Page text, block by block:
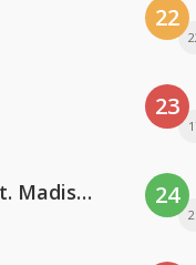
David Guetta & Alesso feat. Madison Love
22
23
24